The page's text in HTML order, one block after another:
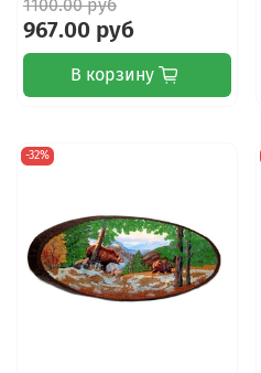
1100.00 руб
967.00 руб
В корзину
-32%